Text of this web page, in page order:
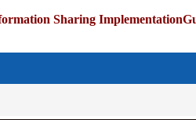
Sharing